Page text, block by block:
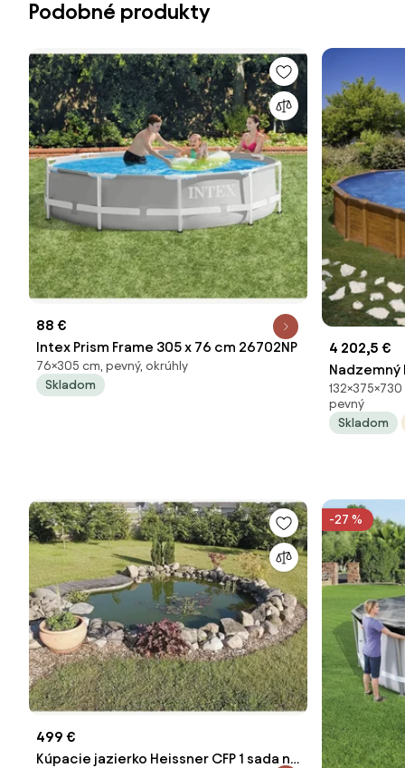
Podobné produkty
88 €
Intex Prism Frame 305 x 76 cm 26702NP
76×305 cm, pevný, okrúhly
Skladom
4 202,5 €
Dreva 730
pevný
Skladom
499 €
Kúpacie jazierko Heissner CFP 1 sada na
-27 %